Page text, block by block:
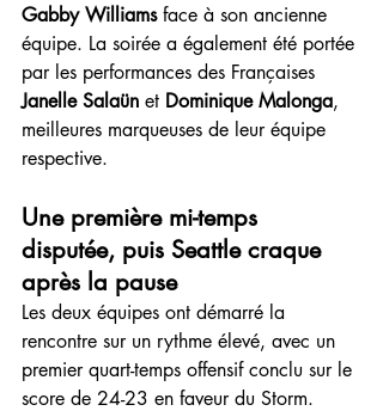
Gabby Williams face à son ancienne
équipe. La soirée a également été portée
par les performances des Françaises
Janelle Salaün et Dominique Malonga,
meilleures marqueuses de leur équipe
respective.
Une première mi-temps
disputée, puis Seattle craque
après la pause
Les deux équipes ont démarré la
rencontre sur un rythme élevé, avec un
premier quart-temps offensif conclu sur le
score de 24-23 en faveur du Storm.